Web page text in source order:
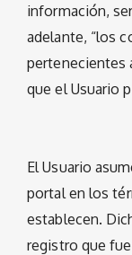
información,
adelante, “los
pertenecientes
que el Usuario
El Usuario
portal en los
establecen.
registro que